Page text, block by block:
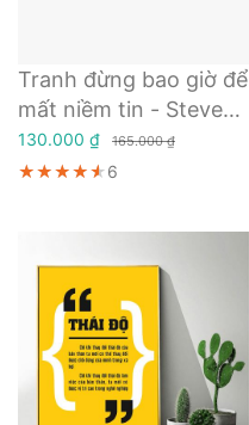
Tranh đừng bao giờ để
mất niềm tin - Steve
Jobs
130.000 ₫ 165.000 ₫
★★★★★
★★★★★
★★★★★6